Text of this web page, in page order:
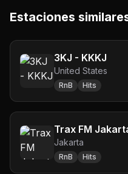
Estaciones
3KJ - KKKJ
United States
RnB Hits
Trax FM
Jakarta
RnB Hits